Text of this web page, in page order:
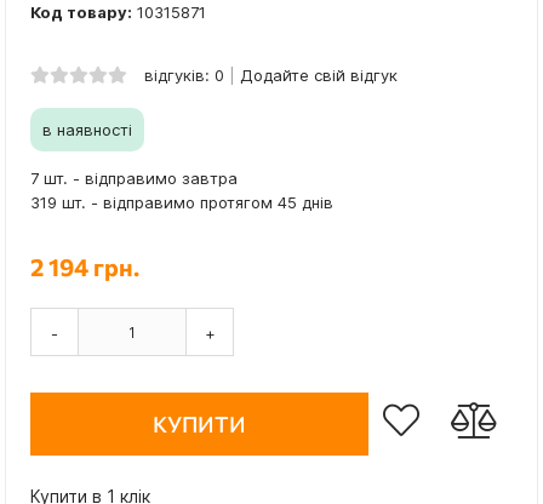
Код товару: 10315871
відгуків: 0 Додайте свій відгук
в наявності
7 шт. - відправимо завтра
319 шт. - відправимо протягом 45 днів
2 194 грн.
- +
КУПИТИ
Купити в 1 клік